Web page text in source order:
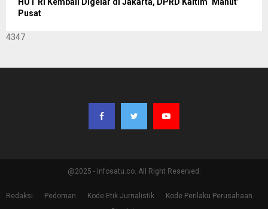
Pusat
4347
@2025 - infosatu.co. All Right Reserved.
Redaksi Pedoman Kode Etik Jurnalistik
Kode Perilaku Perusahaan